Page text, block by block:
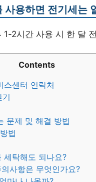
사용하면 전기세는
1-2시간 사용 시 한 달
Contents
스센터 연락처
문제 및 해결 방법
법
세탁해도 되나요?
사항은 무엇인가요?